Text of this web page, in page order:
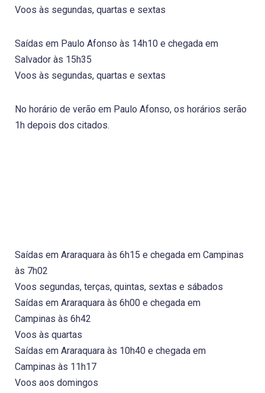
Voos às segundas, quartas e sextas
Saídas em Paulo Afonso às 14h10 e chegada em
Salvador às 15h35
Voos às segundas, quartas e sextas
No horário de verão em Paulo Afonso, os horários serão
1h depois dos citados.
Saídas em Araraquara às 6h15 e chegada em Campinas
às 7h02
Voos segundas, terças, quintas, sextas e sábados
Saídas em Araraquara às 6h00 e chegada em
Campinas às 6h42
Voos às quartas
Saídas em Araraquara às 10h40 e chegada em
Campinas às 11h17
Voos aos domingos